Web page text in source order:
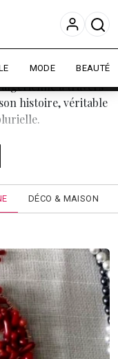
améliorer votre
En savoir plus
MODE BEAUTÉ
à travers
histoire, véritable
DÉCO & MAISON